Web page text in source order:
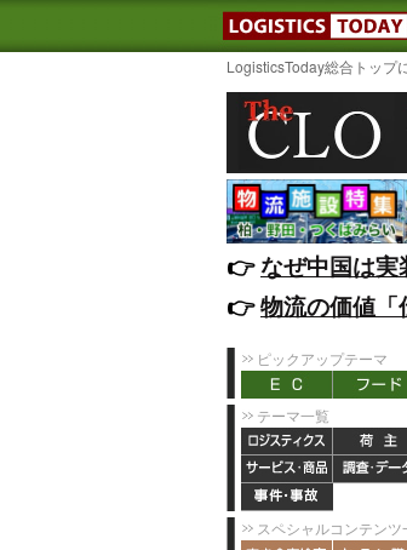
LogisticsToday総合トップ
👉️なぜ中国は実
👉️物流の価値
ピックアップテーマ
テーマ一覧
スペシャルコンテンツ